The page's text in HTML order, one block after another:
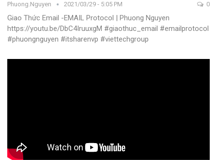
Phuong.nguyen 2021/03/29 - 5:05 PM 0
Giao Thức Email -EMAIL Protocol | Phuong Nguyen
https://youtu.be/DbC4IruuxgM #giaothuc_email #emailprotocol
#phuongnguyen #itsharenvp #viettechgroup